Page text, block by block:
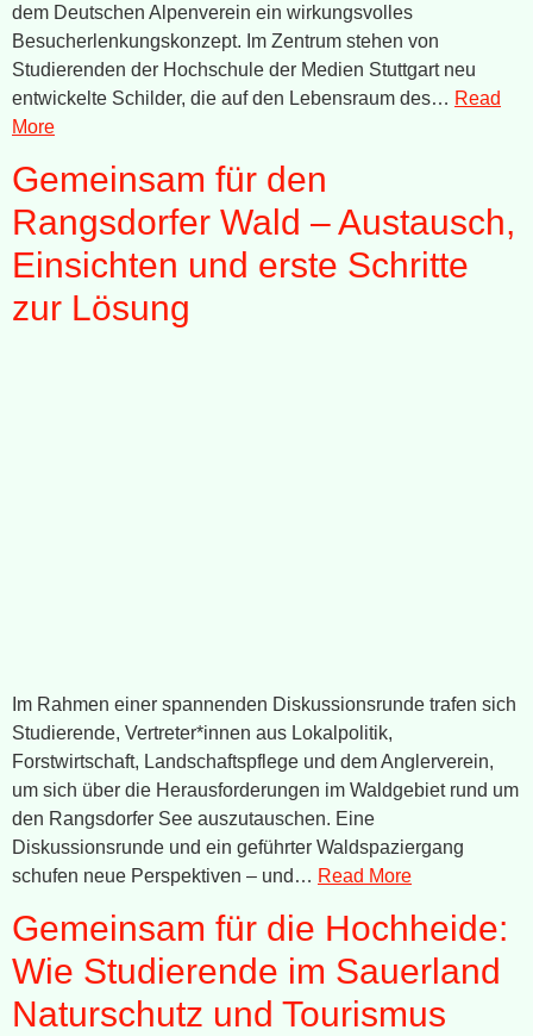
dem Deutschen Alpenverein ein wirkungsvolles
Besucherlenkungskonzept. Im Zentrum stehen von
Studierenden der Hochschule der Medien Stuttgart neu
entwickelte Schilder, die auf den Lebensraum des… Read
More
Gemeinsam für den
Rangsdorfer Wald – Austausch,
Einsichten und erste Schritte
zur Lösung
Im Rahmen einer spannenden Diskussionsrunde trafen sich
Studierende, Vertreter*innen aus Lokalpolitik,
Forstwirtschaft, Landschaftspflege und dem Anglerverein,
um sich über die Herausforderungen im Waldgebiet rund um
den Rangsdorfer See auszutauschen. Eine
Diskussionsrunde und ein geführter Waldspaziergang
schufen neue Perspektiven – und… Read More
Gemeinsam für die Hochheide:
Wie Studierende im Sauerland
Naturschutz und Tourismus